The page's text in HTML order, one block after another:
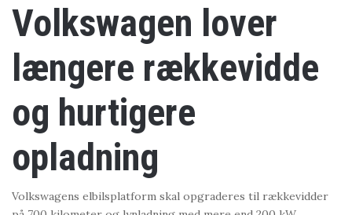
Volkswagen lover
længere rækkevidde
og hurtigere
opladning
Volkswagens elbilsplatform skal opgraderes til rækkevidder